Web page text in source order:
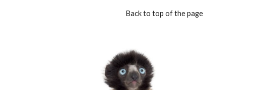
Back to top of the page